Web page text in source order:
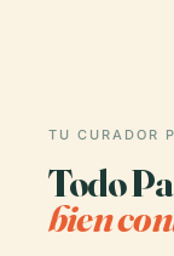
TU CURADOR
Todo
bien